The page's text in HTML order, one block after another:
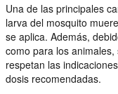
Una de las principales
larva del mosquito
se aplica. Además,
como para los
respetan las
dosis recomendadas.